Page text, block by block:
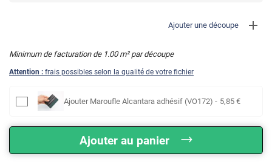
Ajouter une découpe
Minimum de facturation de 1.00m² par découpe
Attention : frais possibles selon la qualité de votre fichier
Ajouter Maroufle Alcantara adhésif (VO172) - 5,85 €
Ajouter au panier